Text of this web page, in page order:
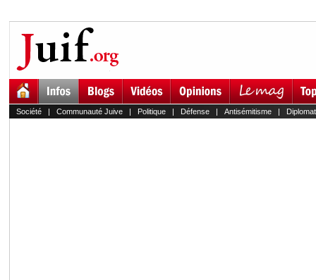
Société| Communauté Juive| Politique| Défense| Antisémitisme|